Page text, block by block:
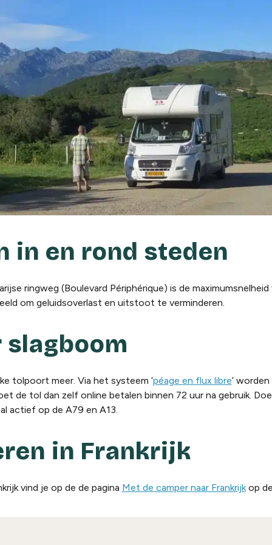
in en rond steden
ringweg (Boulevard Périphérique) is de maximumsnelheid
om geluidsoverlast en uitstoot te verminderen.
slagboom
tolpoort meer. Via het systeem ‘péage en flux libre’
de tol dan zelf online betalen binnen 72 uur na gebruik.
actief op de A79 en A13.
in Frankrijk
vind je op de de pagina Met de camper naar Frankrijkop